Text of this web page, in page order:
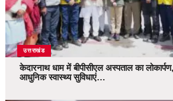
उत्तराखंड
केदारनाथ धाम में बीपीसीएल अस्पताल का
आधुनिक स्वास्थ्य सुविधाएं…